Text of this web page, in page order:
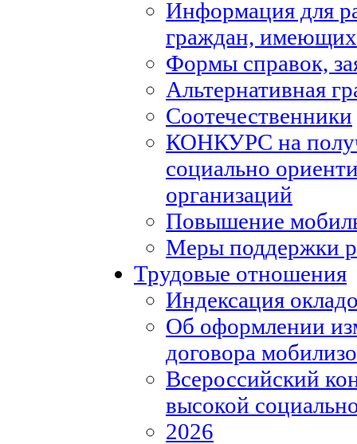
Информация для
граждан,
Формы справок,
Альтернативная
Соотечественники
КОНКУРС на
социально
организаций
Повышение
Меры поддержки
Трудовые отношения
Индексация
Об оформлении
договора
Всероссийский
высокой
2026